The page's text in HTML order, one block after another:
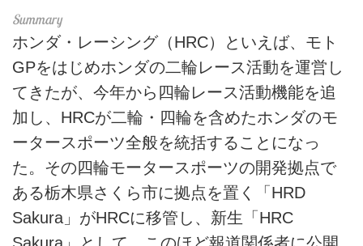
ホンダ・レーシング（HRC）といえば、モト
GPをはじめホンダの二輪レース活動を運営し
てきたが、今年から四輪レース活動機能を追
加し、HRCが二輪・四輪を含めたホンダのモ
ータースポーツ全般を統括することになっ
た。その四輪モータースポーツの開発拠点で
ある栃木県さくら市に拠点を置く「HRD
Sakura」がHRCに移管し、新生「HRC